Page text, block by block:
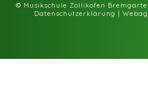
© Musikschule Zollikofen
Datenschutzerklärung |